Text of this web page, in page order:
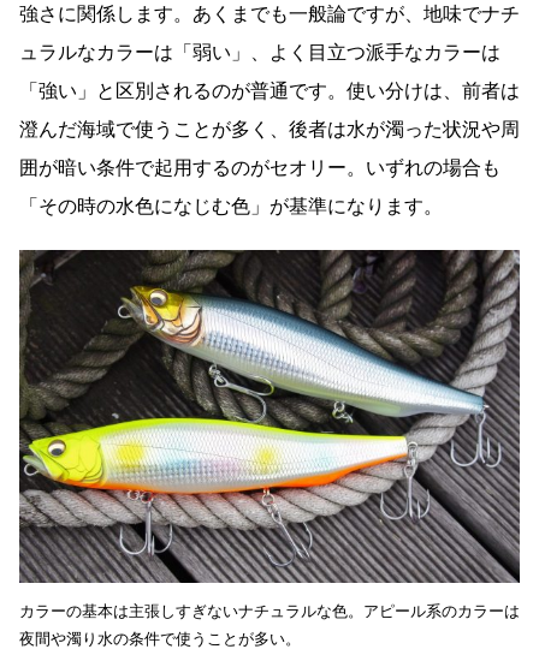
強さに関係します。あくまでも一般論ですが、地味でナチ
ュラルなカラーは「弱い」、よく目立つ派手なカラーは
「強い」と区別されるのが普通です。使い分けは、前者は
澄んだ海域で使うことが多く、後者は水が濁った状況や周
囲が暗い条件で起用するのがセオリー。いずれの場合も
「その時の水色になじむ色」が基準になります。
カラーの基本は主張しすぎないナチュラルな色。アピール系のカラーは
夜間や濁り水の条件で使うことが多い。